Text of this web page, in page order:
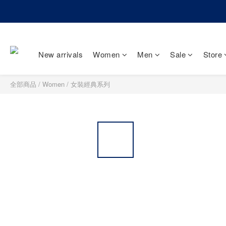
New arrivals Women Men Sale Store
全部商品 / Women / 女裝經典系列